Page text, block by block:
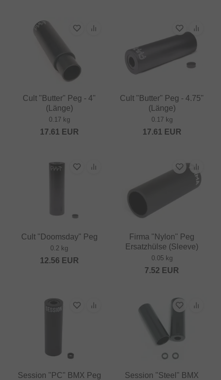
Cult "Butter" Peg - 4"
(Länge)
0.17 kg
17.61 EUR
Cult "Butter" Peg - 4.75"
(Länge)
0.17 kg
17.61 EUR
Cult "Doomsday" Peg
0.2 kg
12.56 EUR
Firma "Nylon" Peg
Ersatzhülse (Sleeve)
0.05 kg
7.52 EUR
Session "PC" BMX Peg
Session "Steel" BMX